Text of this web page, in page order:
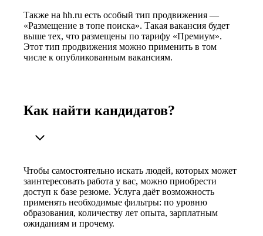
Также на hh.ru есть особый тип продвижения —
«Размещение в топе поиска». Такая вакансия будет
выше тех, что размещены по тарифу «Премиум».
Этот тип продвижения можно применить в том
числе к опубликованным вакансиям.
Как найти кандидатов?
Чтобы самостоятельно искать людей, которых может
заинтересовать работа у вас, можно приобрести
доступ к базе резюме. Услуга даёт возможность
применять необходимые фильтры: по уровню
образования, количеству лет опыта, зарплатным
ожиданиям и прочему.